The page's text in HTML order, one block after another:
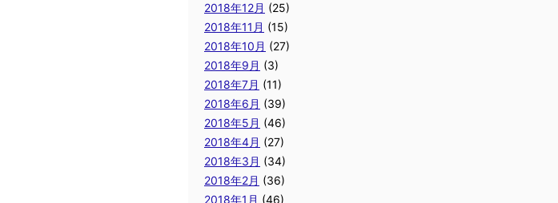
2018年12月 (25)
2018年11月 (15)
2018年10月 (27)
2018年9月 (3)
2018年7月 (11)
2018年6月 (39)
2018年5月 (46)
2018年4月 (27)
2018年3月 (34)
2018年2月 (36)
2018年1月 (46)